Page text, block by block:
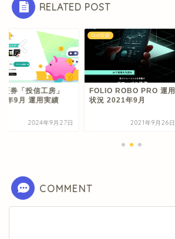
RELATED POST
証券「投信工房」
年9月 運用実績
2024年9月27日
ロボ投資
FOLIO ROBO PRO 運用
状況 2021年9月
2021年9月26日
COMMENT